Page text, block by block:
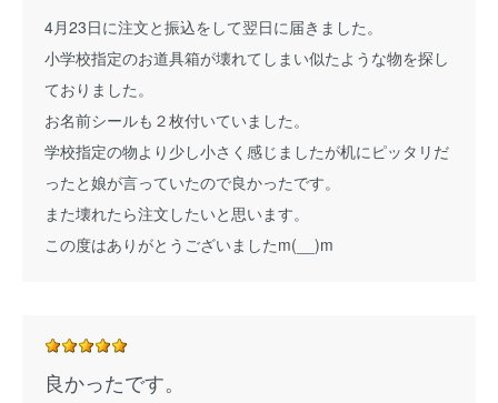
4月23日に注文と振込をして翌日に届きました。
小学校指定のお道具箱が壊れてしまい似たような物を探し
ておりました。
お名前シールも２枚付いていました。
学校指定の物より少し小さく感じましたが机にピッタリだ
ったと娘が言っていたので良かったです。
また壊れたら注文したいと思います。
この度はありがとうございましたm(__)m
良かったです。